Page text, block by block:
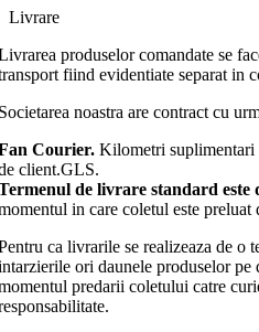
Livrare
produselor comandate se
fiind evidentiate separat in
noastra are contract cu
Courier. Kilometri suplimentari
client.GLS.
de livrare standard este
in care coletul este preluat
ca livrarile se realizeaza de o
ori daunele produselor pe
predarii coletului catre